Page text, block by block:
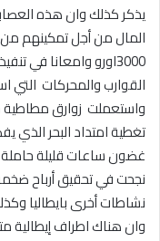
يذكر كذلك وان هذه
المال من أجل تمكينهم
3000اورو وامعانا
القوارب والمحركات التي
واستعملت زوارق
تغطية امتداد البحر الذي
نجحت في تحقيق أرباح
نشاطات أخرى بايطاليا
وان هناك اطراف إيطالية